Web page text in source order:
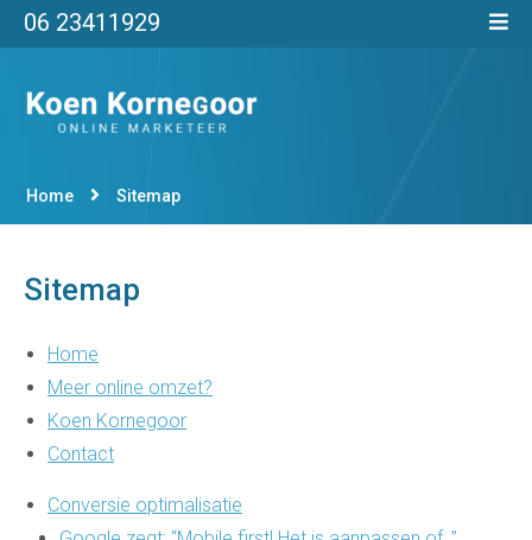
06 23411929
Home Sitemap
Sitemap
Home
Meer online omzet?
Koen Kornegoor
Contact
Conversie optimalisatie